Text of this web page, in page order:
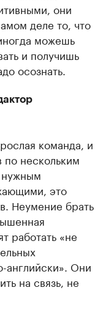
они
деле то, что
можешь
и получишь
осознать.
команда, и
нескольким
это
Неумение брать
работать «не
английски». Они
на связь, не